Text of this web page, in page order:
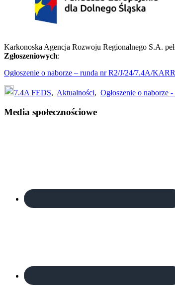
Karkonoska Agencja Rozwoju Regionalnego S.A.
Zgłoszeniowych:
Ogłoszenie o naborze – runda nr R2/J/24/7.4A/
7.4A FEDS, Aktualności, Ogłoszenie o naborze -
Footer
Media społecznościowe